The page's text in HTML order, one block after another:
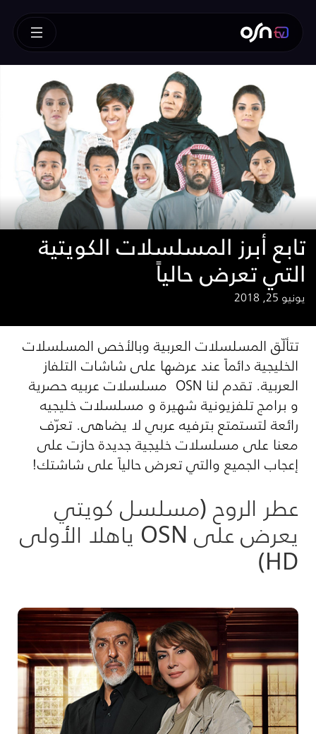
تابع أبرز المسلسلات الكويتية
التي تعرض حالياً
يونيو 25, 2018
تتألّق المسلسلات العربية وبالأخص المسلسلات
الخليجية دائماً عند عرضها على شاشات التلفاز
العربية. تقدم لنا OSN مسلسلات عربيه حصرية
و برامج تلفزيونية شهيرة و مسلسلات خليجيه
رائعة لتستمتع بترفيه عربي لا يضاهى. تعرّف
معنا على مسلسلات خليجية جديدة حازت على
إعجاب الجميع والتي تعرض حالياً على شاشتك!
عطر الروح (مسلسل كويتي
يعرض على OSN ياهلا الأولى
HD)